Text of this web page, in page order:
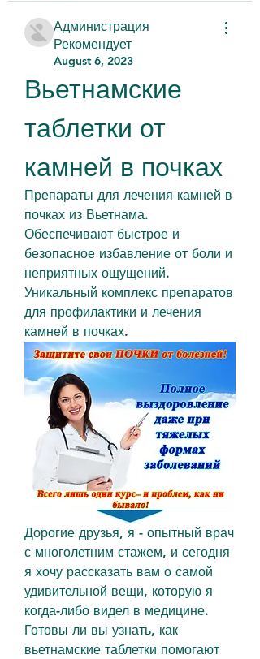
Администрация
Рекомендует
August 6, 2023
Вьетнамские
таблетки от
камней в почках
Препараты для лечения камней в
почках из Вьетнама.
Обеспечивают быстрое и
безопасное избавление от боли и
неприятных ощущений.
Уникальный комплекс препаратов
для профилактики и лечения
камней в почках.
Дорогие друзья, я - опытный врач
с многолетним стажем, и сегодня
я хочу рассказать вам о самой
удивительной вещи, которую я
когда-либо видел в медицине.
Готовы ли вы узнать, как
вьетнамские таблетки помогают